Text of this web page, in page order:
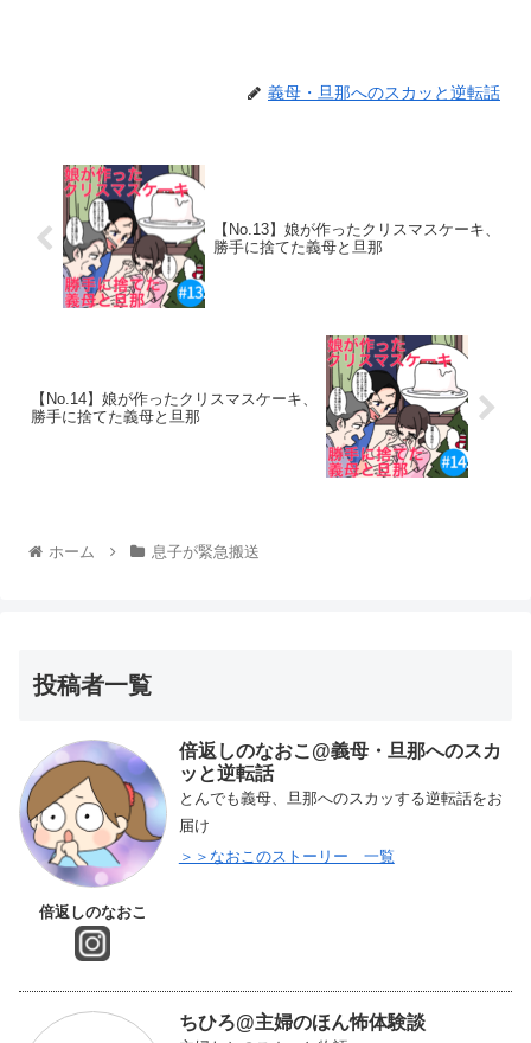
義母・旦那へのスカッと逆転話
【No.13】娘が作ったクリスマスケーキ、
勝手に捨てた義母と旦那
【No.14】娘が作ったクリスマスケーキ、
勝手に捨てた義母と旦那
ホーム 息子が緊急搬送
投稿者一覧
倍返しのなおこ
倍返しのなおこ@義母・旦那へのスカ
ッと逆転話
とんでも義母、旦那へのスカッする逆転話をお
届け
＞＞なおこのストーリー 一覧
ちひろ@主婦のほん怖体験談